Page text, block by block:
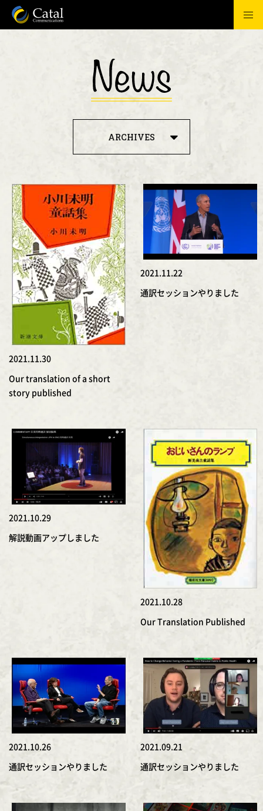
ARCHIVES
2021.11.30
Our translation of a short
story published
2021.11.22
通訳セッションやりました
2021.10.29
解説動画アップしました
2021.10.28
Our Translation Published
2021.10.26
通訳セッションやりました
2021.09.21
通訳セッションやりました